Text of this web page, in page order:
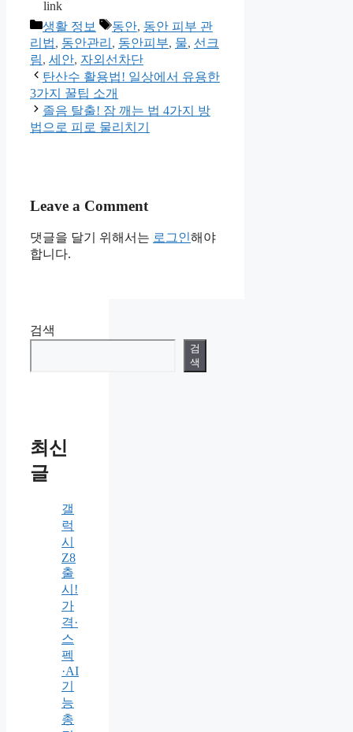
Categories
생활 정보 Tags
동안, 동안 피부 관
리법, 동안관리 , 동안피부, 물, 선크
림, 세안, 자외선차단
탄산수 활용법! 일상에서 유용한
3가지 꿀팁 소개
졸음 탈출! 잠 깨는 법 4가지 방
법으로 피로 물리치기
Leave a Comment
댓글을 달기 위해서는 로그인해야
합니다.
검색
검
색
최신
글
갤
럭
시
Z8
출
시!
가
격·
스
펙
·AI
기
능
총